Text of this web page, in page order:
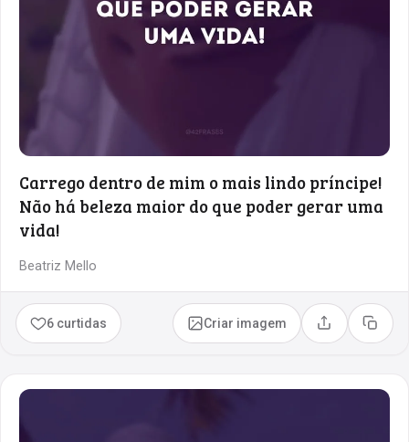
Carrego dentro de mim o mais lindo príncipe!
Não há beleza maior do que poder gerar uma
vida!
Beatriz Mello
6 curtidas Criar imagem Compartilhar
Copiar